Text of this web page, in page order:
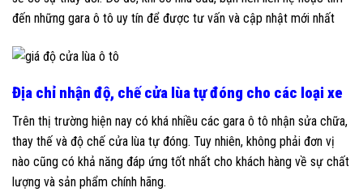
đến những gara ô tô uy tín để được tư vấn và cập nhật mới nhất
Địa chỉ nhận độ, chế cửa lùa tự đóng cho các loại xe
Trên thị trường hiện nay có khá nhiều các gara ô tô nhận sửa chữa,
thay thế và độ chế cửa lùa tự đóng. Tuy nhiên, không phải đơn vị
nào cũng có khả năng đáp ứng tốt nhất cho khách hàng về sự chất
lượng và sản phẩm chính hãng.